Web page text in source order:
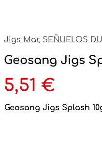
Jigs Mar, SEÑUELOS
Geosang Jigs
5,51 €
Geosang Jigs Splash